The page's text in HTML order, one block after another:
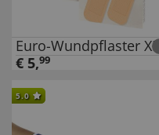
Euro-Wundpflaster XL
€ 5,99
5.0